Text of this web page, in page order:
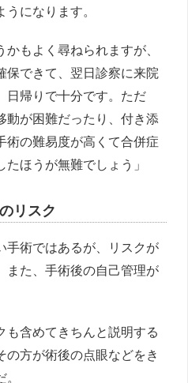
になります。
もよく尋ねられますが、
保できて、翌日診察に来院
日帰りで十分です。ただ
動が困難だったり、付き添
術の難易度が高くて合併症
ほうが無難でしょう」
リスク
手術ではあるが、リスクが
また、手術後の自己管理が
も含めてきちんと説明する
の方が術後の点眼などをき